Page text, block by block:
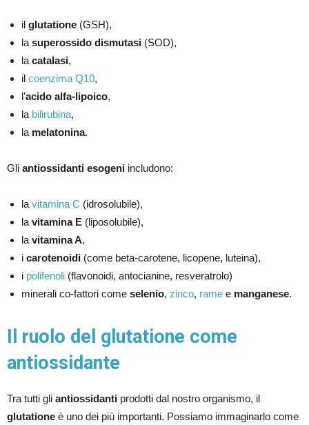
il glutatione (GSH),
la superossido dismutasi (SOD),
la catalasi,
il coenzima Q10,
l’acido alfa-lipoico,
la bilirubina,
la melatonina.
Gli antiossidanti esogeni includono:
la vitamina C (idrosolubile),
la vitamina E (liposolubile),
la vitamina A,
i carotenoidi (come beta-carotene, licopene, luteina),
i polifenoli (flavonoidi, antocianine, resveratrolo)
minerali co-fattori come selenio, zinco, rame e manganese.
Il ruolo del glutatione come
antiossidante
Tra tutti gli antiossidanti prodotti dal nostro organismo, il
glutatione è uno dei più importanti. Possiamo immaginarlo come